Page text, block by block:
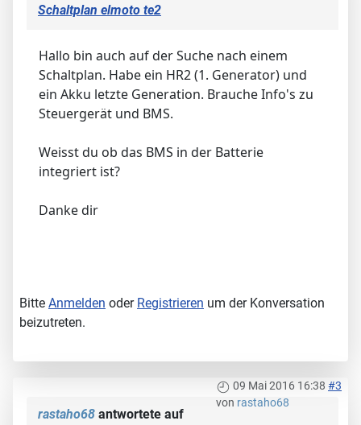
Schaltplan elmoto te2
Hallo bin auch auf der Suche nach einem
Schaltplan. Habe ein HR2 (1. Generator) und
ein Akku letzte Generation. Brauche Info's zu
Steuergerät und BMS.
Weisst du ob das BMS in der Batterie
integriert ist?
Danke dir
Bitte Anmelden oder Registrieren um der Konversation
beizutreten.
09 Mai 2016 16:38 #3
von rastaho68
rastaho68 antwortete auf